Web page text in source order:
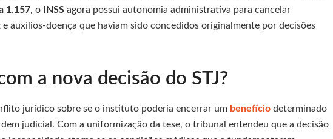
1.157, o INSS agora possui autonomia administrativa para cancelar
auxílios-doença que haviam sido concedidos originalmente por decisões
a nova decisão do STJ?
jurídico sobre se o instituto poderia encerrar um benefício determinado
judicial. Com a uniformização da tese, o tribunal entendeu que a decisão